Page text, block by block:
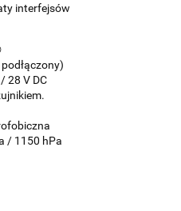
interfejsów
28 V DC
/ 1150 hPa